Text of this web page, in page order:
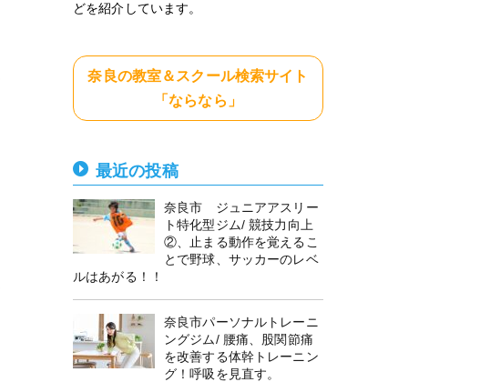
どを紹介しています。
奈良の教室＆スクール検索サイト
「ならなら」
最近の投稿
奈良市 ジュニアアスリー
ト特化型ジム/ 競技力向上
②、止まる動作を覚えるこ
とで野球、サッカーのレベ
ルはあがる！！
奈良市パーソナルトレーニ
ングジム/ 腰痛、股関節痛
を改善する体幹トレーニン
グ！呼吸を見直す。